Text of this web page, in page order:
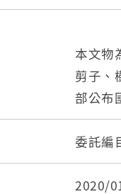
本文物
剪子、
部公布
環境，
合。本
用。」
輕切後
委託編
2020/